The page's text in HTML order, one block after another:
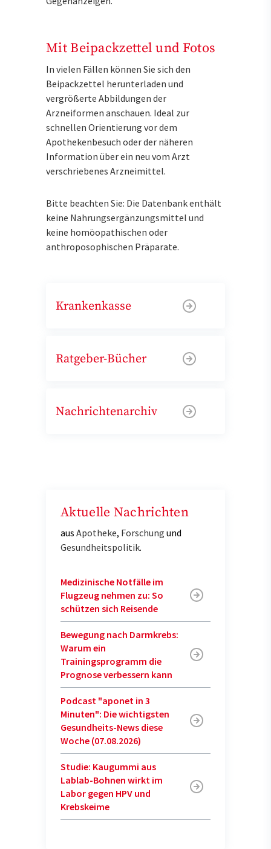
Mit Beipackzettel und Fotos
In vielen Fällen können Sie sich den
Beipackzettel herunterladen und
vergrößerte Abbildungen der
Arzneiformen anschauen. Ideal zur
schnellen Orientierung vor dem
Apothekenbesuch oder der näheren
Information über ein neu vom Arzt
verschriebenes Arzneimittel.
Bitte beachten Sie: Die Datenbank enthält
keine Nahrungsergänzungsmittel und
keine homöopathischen oder
anthroposophischen Präparate.
Krankenkasse
Ratgeber-Bücher
Nachrichtenarchiv
Aktuelle Nachrichten
aus Apotheke, Forschung und
Gesundheitspolitik.
Medizinische Notfälle im
Flugzeug nehmen zu: So
schützen sich Reisende
Bewegung nach Darmkrebs:
Warum ein
Trainingsprogramm die
Prognose verbessern kann
Podcast "aponet in 3
Minuten": Die wichtigsten
Gesundheits-News diese
Woche (07.08.2026)
Studie: Kaugummi aus
Lablab-Bohnen wirkt im
Labor gegen HPV und
Krebskeime